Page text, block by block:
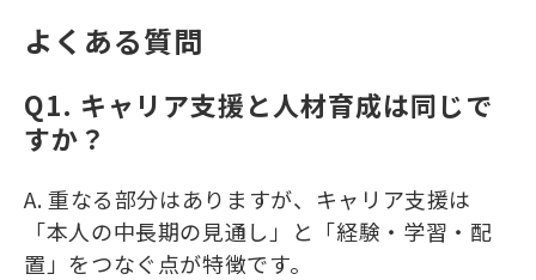
よくある質問
Q1. キャリア支援と人材育成は同じで
すか？
A. 重なる部分はありますが、キャリア支援は
「本人の中長期の見通し」と「経験・学習・配
置」をつなぐ点が特徴です。